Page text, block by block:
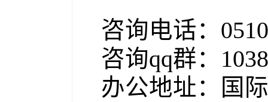
咨询电话 ：
咨询qq群：
办公地址：国